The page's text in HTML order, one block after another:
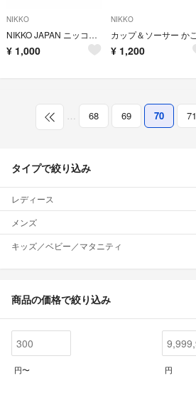
NIKKO
NIKKO JAPAN ニッコー カップ＆ソーサー 2点セット
¥ 1,000
NIKKO
¥ 1,200
… 68 69 70 71
タイプで絞り込み
レディース
メンズ
キッズ／ベビー／マタニティ
商品の価格で絞り込み
円〜 円